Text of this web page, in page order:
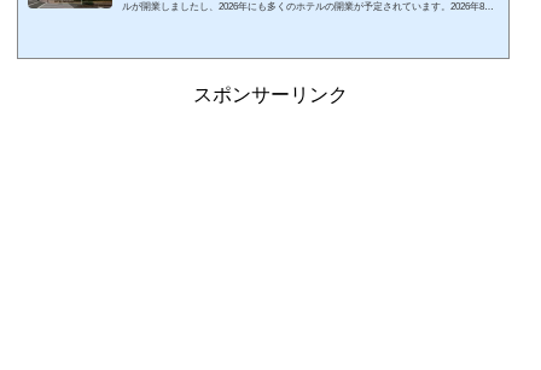
ルが開業しましたし、2026年にも多くのホテルの開業が予定されています。2026年8月
供無料朝食会員ラウンジPlatina無料朝食北海道フェアフィールド・バイ・マリオット札
スポンサーリンク